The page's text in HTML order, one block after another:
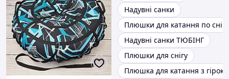
Надувні санки
Плюшки для катання по снігу
Надувні санки ТЮБІНГ
Плюшки для снігу
Плюшка для катання з гірок